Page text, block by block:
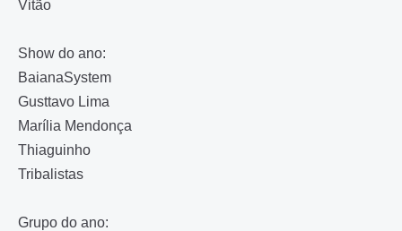
Vitão
Show do ano:
BaianaSystem
Gusttavo Lima
Marília Mendonça
Thiaguinho
Tribalistas
Grupo do ano: